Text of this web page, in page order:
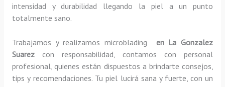
intensidad y durabilidad llegando la piel a un punto
totalmente sano.
Trabajamos y realizamos microblading en La Gonzalez
Suarez con responsabilidad, contamos con personal
profesional, quienes están dispuestos a brindarte consejos,
tips y recomendaciones. Tu piel lucirá sana y fuerte, con un